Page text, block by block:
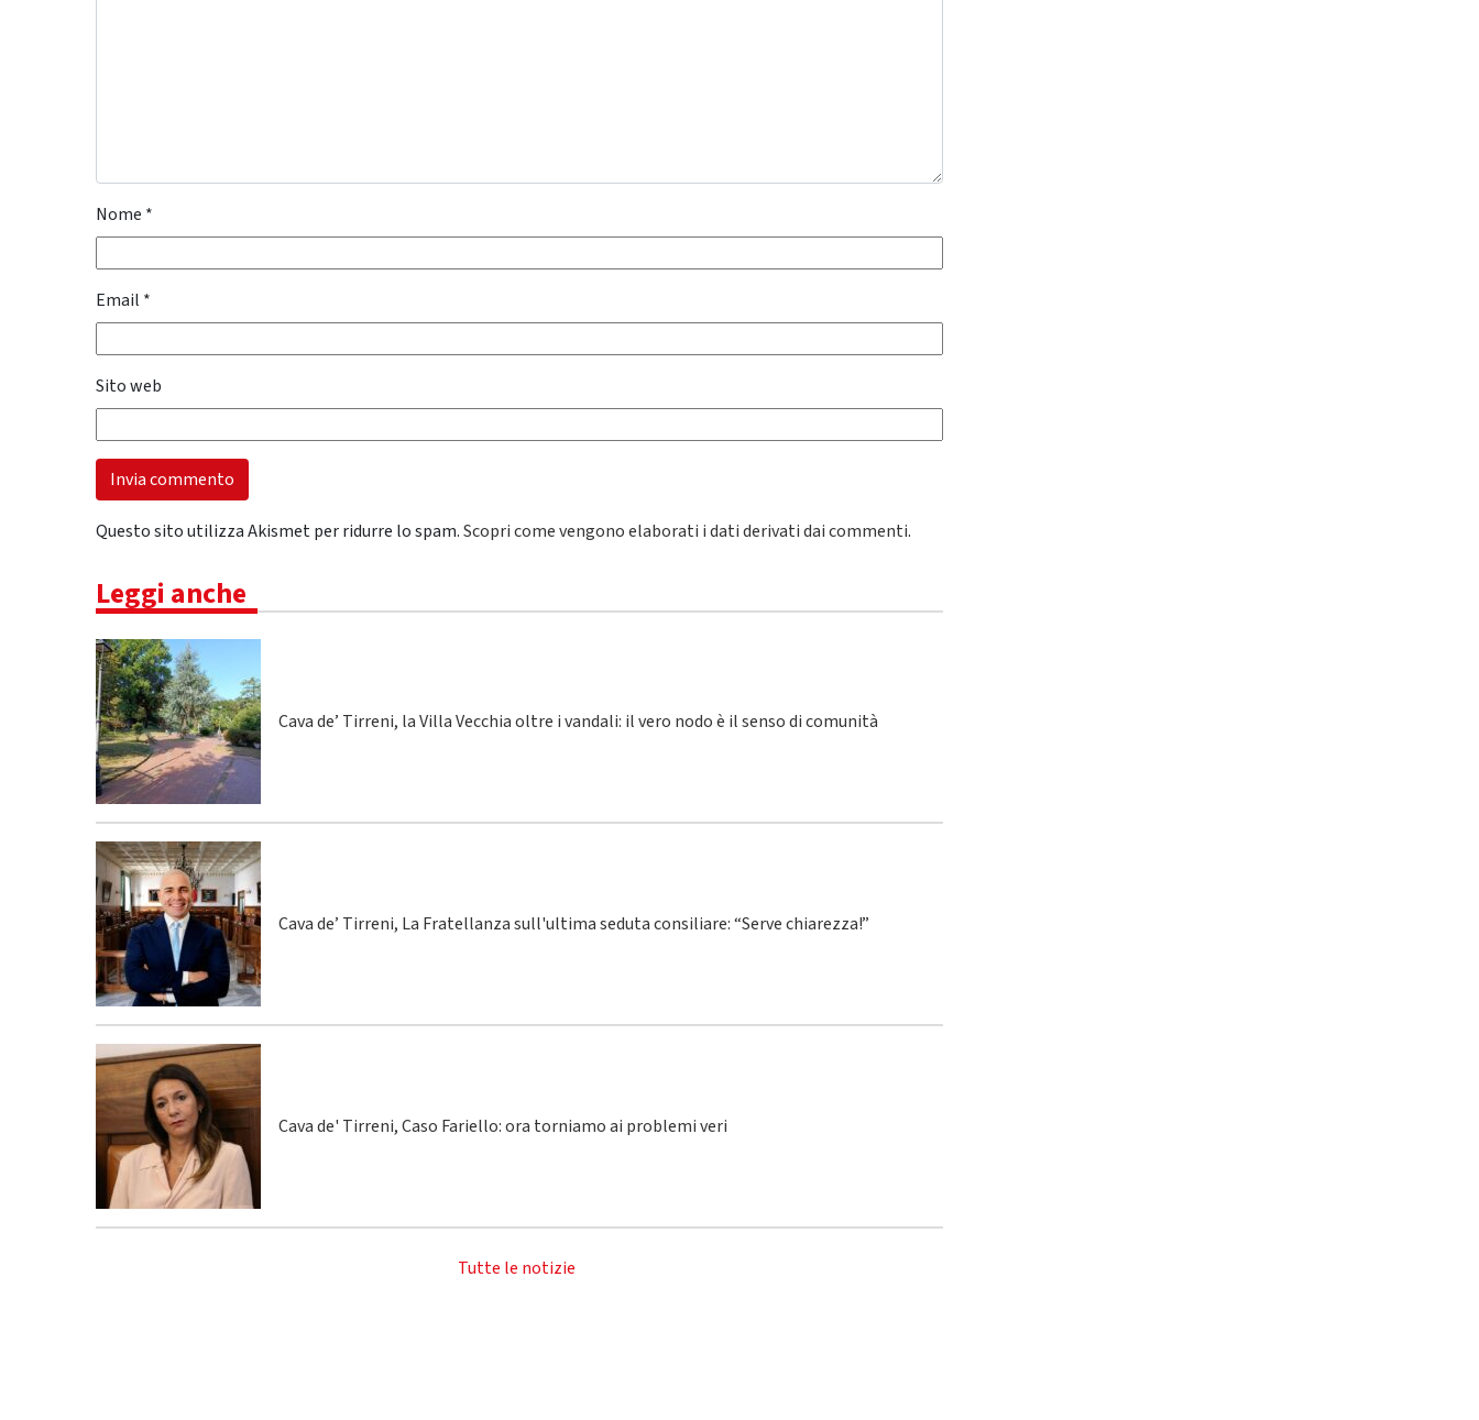
Nome *
Email *
Sito web
Questo sito utilizza Akismet per ridurre lo spam.Scopri come vengono elaborati i dati derivati dai commenti.
Leggi anche
Cava de’ Tirreni, la Villa Vecchia oltre i vandali: il vero nodo è il senso di comunità
Cava de’ Tirreni, La Fratellanza sull'ultima seduta consiliare: “Serve chiarezza!”
Cava de' Tirreni, Caso Fariello: ora torniamo ai problemi veri
Tutte le notizie